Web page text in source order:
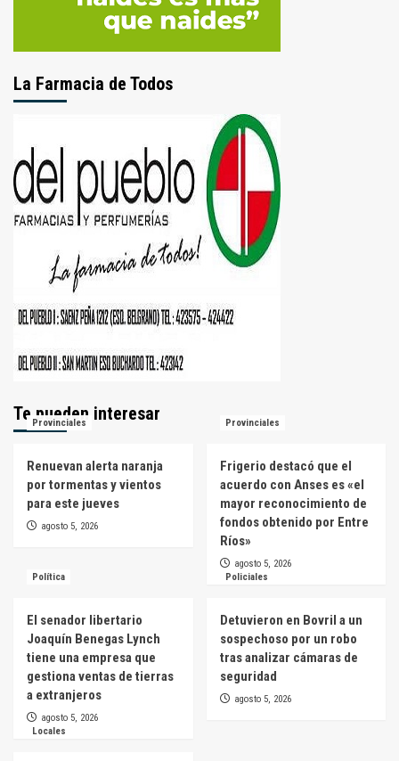
La Farmacia de Todos
Te pueden interesar
Provinciales
Renuevan alerta naranja
por tormentas y vientos
para este jueves
agosto 5, 2026
Provinciales
Frigerio destacó que el
acuerdo con Anses es «el
mayor reconocimiento de
fondos obtenido por Entre
Ríos»
agosto 5, 2026
Política
El senador libertario
Joaquín Benegas Lynch
tiene una empresa que
gestiona ventas de tierras
a extranjeros
agosto 5, 2026
Policiales
Detuvieron en Bovril a un
sospechoso por un robo
tras analizar cámaras de
seguridad
agosto 5, 2026
Locales